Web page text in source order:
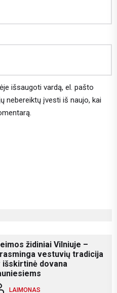
išsaugoti vardą, el. pašto
nebereiktų įvesti iš naujo, kai
židiniai Vilniuje –
vestuvių tradicija
išskirtinė dovana
LAIMONAS